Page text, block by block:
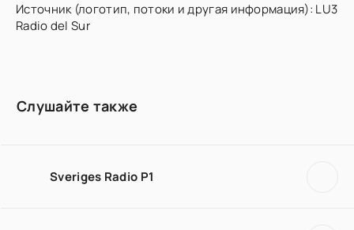
Источник (логотип, потоки и другая информация): LU3
Radio del Sur
Слушайте также
Sveriges Radio P1